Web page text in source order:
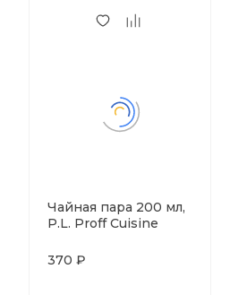
Чайная пара 200 мл,
P.L. Proff Cuisine
370 ₽